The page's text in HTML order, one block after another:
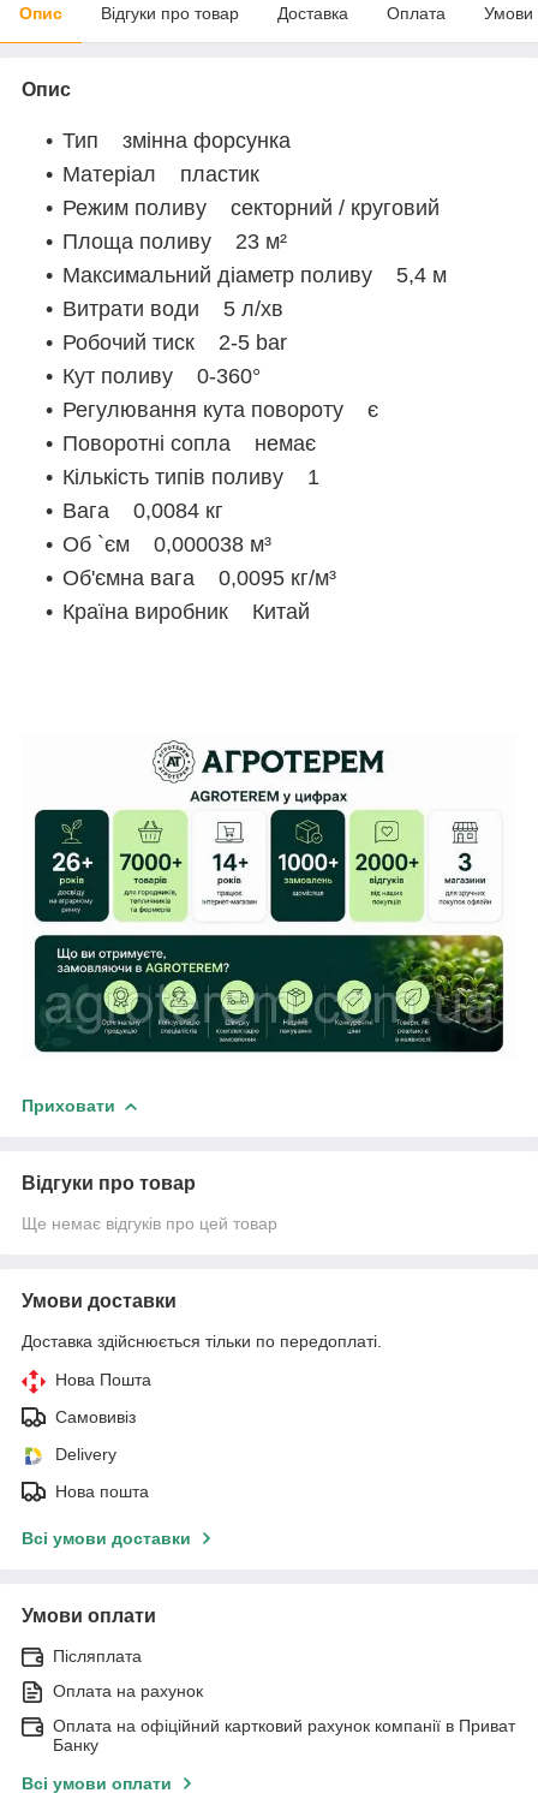
Опис Відгуки про товар Доставка Оплата Умови
Опис
Тип змінна форсунка
Матеріал пластик
Режим поливу секторний / круговий
Площа поливу 23 м²
Максимальний діаметр поливу 5,4 м
Витрати води 5 л/хв
Робочий тиск 2-5 bar
Кут поливу 0-360°
Регулювання кута повороту є
Поворотні сопла немає
Кількість типів поливу 1
Вага 0,0084 кг
Об `єм 0,000038 м³
Об'ємна вага 0,0095 кг/м³
Країна виробник Китай
Приховати
Відгуки про товар
Ще немає відгуків про цей товар
Умови доставки
Доставка здійснюється тільки по передоплаті.
Нова Пошта
Самовивіз
Delivery
Нова пошта
Всі умови доставки
Умови оплати
Післяплата
Оплата на рахунок
Оплата на офіційний картковий рахунок компанії в Приват
Банку
Всі умови оплати